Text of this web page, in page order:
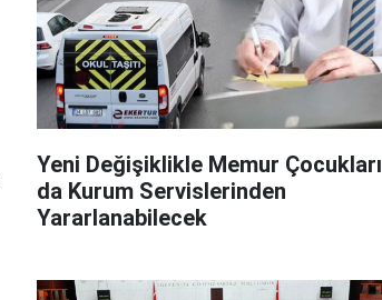
Yeni Değişiklikle Memur Çocukları
da Kurum Servislerinden
Yararlanabilecek